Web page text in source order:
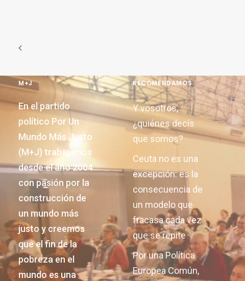
M+J
En el partido
político Por Un
Mundo Más Justo
(M+J) trabajamos
desde el año 2004
con pasión por la
construcción de
un mundo más
justo y creemos
que el fin de la
pobreza en el
mundo es una
RECOMENDAMOS
Y vosotros,
¿quiénes decís
que somos?
Ceuta no es una
excepción: es la
consecuencia de
un modelo que
fracasa cada vez
que se repite
Por una Política
Europea Común,